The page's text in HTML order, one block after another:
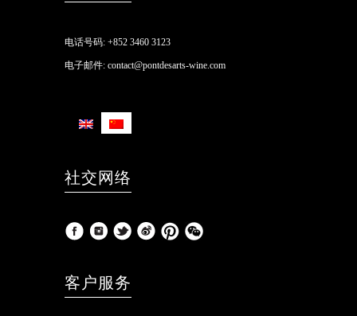
电话号码:+852 3460 3123
电子邮件:contact@pontdesarts-wine.com
社交网络
客户服务